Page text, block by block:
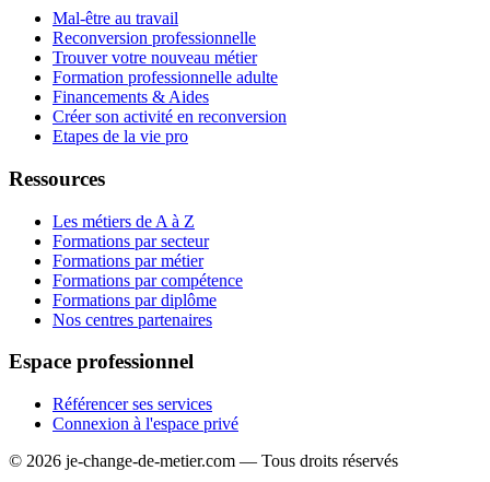
Mal-être au travail
Reconversion professionnelle
Trouver votre nouveau métier
Formation professionnelle adulte
Financements & Aides
Créer son activité en reconversion
Etapes de la vie pro
Ressources
Les métiers de A à Z
Formations par secteur
Formations par métier
Formations par compétence
Formations par diplôme
Nos centres partenaires
Espace professionnel
Référencer ses services
Connexion à l'espace privé
© 2026 je-change-de-metier.com — Tous droits réservés